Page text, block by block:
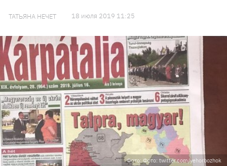
ТАТЬЯНА НЕЧЕТ 18 июля 2019 11:25
Фото: Фото: twitter.com/yehorbozhok